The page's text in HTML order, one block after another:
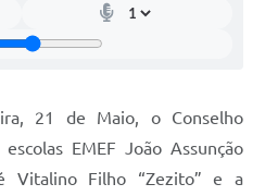
21 de Maio, o Conselho
EMEF João Assunção
Vitalino Filho “Zezito” e a